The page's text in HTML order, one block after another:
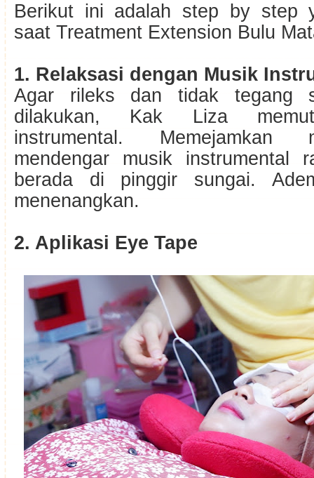
Berikut ini adalah step by step
saat Treatment Extension Bulu
1. Relaksasi dengan Musik
Agar rileks dan tidak tegang
dilakukan, Kak Liza
instrumental. Memejamkan
mendengar musik instrumental
berada di pinggir sungai.
menenangkan.
2. Aplikasi Eye Tape